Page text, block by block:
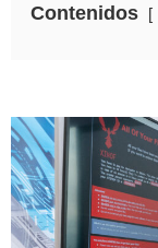
Contenidos